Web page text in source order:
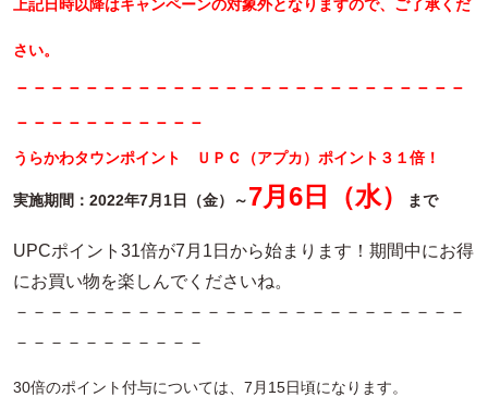
上記日時以降はキャンペーンの対象外となりますので、ご了承くだ
さい。
－－－－－－－－－－－－－－－－－－－－－－－－－－
－－－－－－－－－－－
うらかわタウンポイント ＵＰＣ（アプカ）ポイント３１倍！
実施期間：2022年7月1日（金）～7月6日（水） まで
UPCポイント31倍が7月1日から始まります！期間中にお得
にお買い物を楽しんでくださいね。
－－－－－－－－－－－－－－－－－－－－－－－－－－
－－－－－－－－－－－
30倍のポイント付与については、7月15日頃になります。